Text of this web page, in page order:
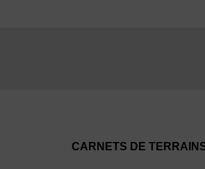
CARNETS DE